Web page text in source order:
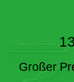
Großer